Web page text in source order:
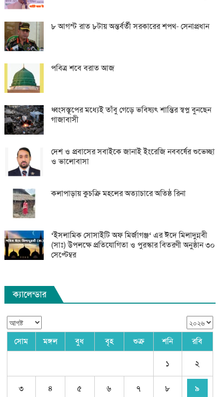
৮ আগস্ট রাত ৮টায় অন্তর্বর্তী সরকারের শপথ- সেনাপ্রধান
পবিত্র শবে বরাত আজ
ধ্বংসস্তূপের মধ্যেই তাঁবু গেড়ে ভবিষ্যৎ শান্তির স্বপ্ন বুনছেন
গাজাবাসী
দেশ ও প্রবাসের সবাইকে জানাই ইংরেজি নববর্ষের শুভেচ্ছা
ও ভালোবাসা
কলাপাড়ায় কুচক্রি মহলের অত্যাচারে অতিষ্ঠ রিনা
‘ইসলামিক সোসাইটি অফ মির্জাগঞ্জ‘ এর ঈদে মিলাদুন্নবী
(সাঃ) উপলক্ষে প্রতিযোগিতা ও পুরস্কার বিতরণী অনুষ্ঠান ৩০
সেপ্টেম্বর
ক্যালেন্ডার
সোম মঙ্গল বুধ বৃহ শুক্র শনি রবি
১ ২
৩ ৪ ৫ ৬ ৭ ৮ ৯